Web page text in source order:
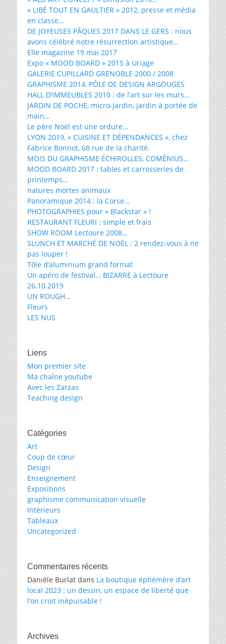
« LIBÉ TOUT EN GAULTIER » 2012, presse et média
en classe…
DE JOYEUSES PÂQUES 2017 DANS LE GERS : nous
avons célébré notre résurrection artistique…
Elle magazine 19 mai 2017
Expo « MOOD BOARD » 2015 à Uriage
GALERIE CUPILLARD GRENOBLE 2000 / 2008
GRAPHISME 2014, PÔLE DE DESIGN ARGOUGES
HALL D’IMMEUBLES 2010 : de l’art sur les murs…
JARDIN DE POCHE, micro-jardin, jardin à portée de
main…
Le père Noël est une ordure…
LYON 2019, « CUISINE ET DÉPENDANCES », chez
Fabrice Bonnot, 68 rue de la charité.
MOIS DU GRAPHISME ÉCHIROLLES, COMÉNIUS…
MOOD BOARD 2017 : tables et carrosseries de
printemps…
natures mortes animaux
Panoramique 2014 : la Corse…
PHOTOGRAPHIES pour « Blackstar » !
RESTAURANT FLEURI : simple et frais
SHOW ROOM Lectoure 2008…
SLUNCH ET MARCHÉ DE NOËL : 2 rendez-vous à ne
pas louper !
Tôle d’aluminium grand format
Un apéro de festival… BIZARRE à Lectoure
26.10.2019
UN ROUGH…
Fleurs
LES NUS
Liens
Mon premier site
Ma chaîne youtube
Avec les Zarzas
Teaching design
Catégories
Art
Coup de cœur
Design
Enseignement
Expositions
graphisme communication visuelle
Intérieurs
Tableaux
Uncategorized
Commentaires récents
Danièle Burlat dans La boutique éphémère d’art
local 2023 : un dessin, un espace de liberté que
l’on croit inépuisable !
Archives